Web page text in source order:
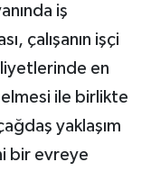
iş
çalışanın işçi
en
ile birlikte
yaklaşım
bir evreye